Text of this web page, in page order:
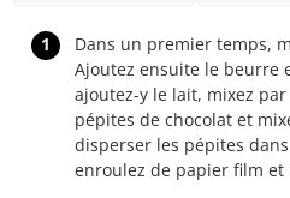
1
Dans un premier temps,
Ajoutez ensuite le beurre
ajoutez-y le lait, mixez
pépites de chocolat et
disperser les pépites
enroulez de papier film et